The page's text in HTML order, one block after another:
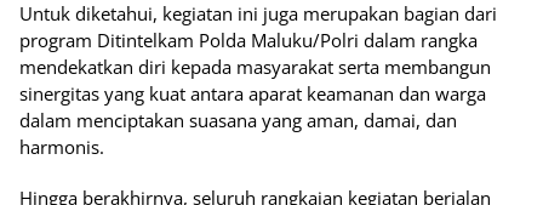
Untuk diketahui, kegiatan ini juga merupakan bagian dari
program Ditintelkam Polda Maluku/Polri dalam rangka
mendekatkan diri kepada masyarakat serta membangun
sinergitas yang kuat antara aparat keamanan dan warga
dalam menciptakan suasana yang aman, damai, dan
harmonis.
Hingga berakhirnya, seluruh rangkaian kegiatan berjalan